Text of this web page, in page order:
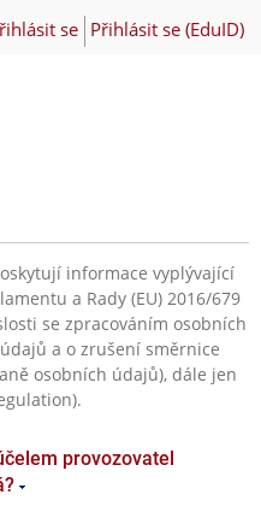
se Přihlásit se (EduID)
informace vyplývající
a Rady (EU) 2016/679
se zpracováním osobních
a o zrušení směrnice
osobních údajů), dále jen
provozovatel